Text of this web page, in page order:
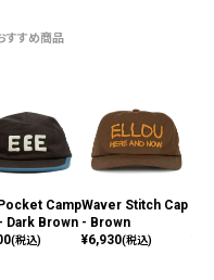
すすめ商品
Camp
Dark Brown
(税込)
Waver Stitch Cap
- Brown
¥6,930(税込)